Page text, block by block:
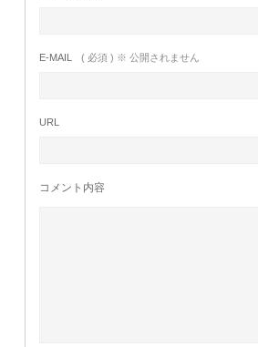
E-MAIL ( 必須 ) ※ 公開されません
URL
コメント内容